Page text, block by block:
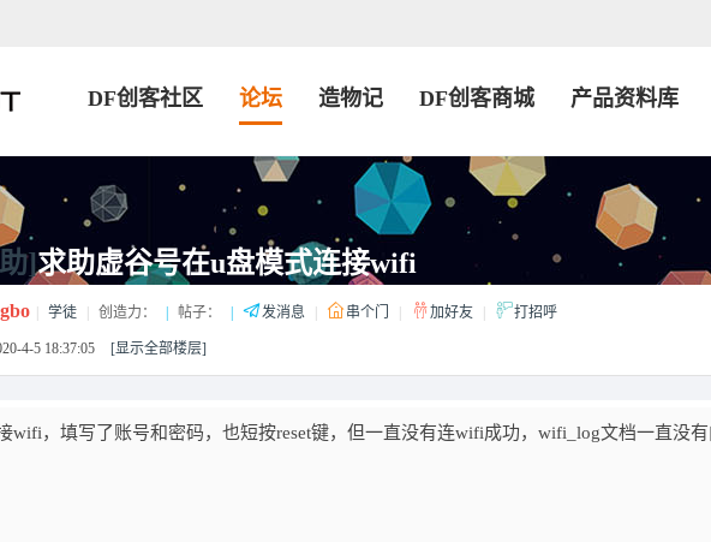
DF创客社区 论坛 造物记 DF创客商城 产品资料库
]求助虚谷号在u盘模式连接wifi
学徒 创造力： 帖子： 发消息 串个门 加好友 打招呼
4-5 18:37:05 [显示全部楼层]
wifi，填写了账号和密码，也短按reset键，但一直没有连wifi成功，wifi_log文档一直没